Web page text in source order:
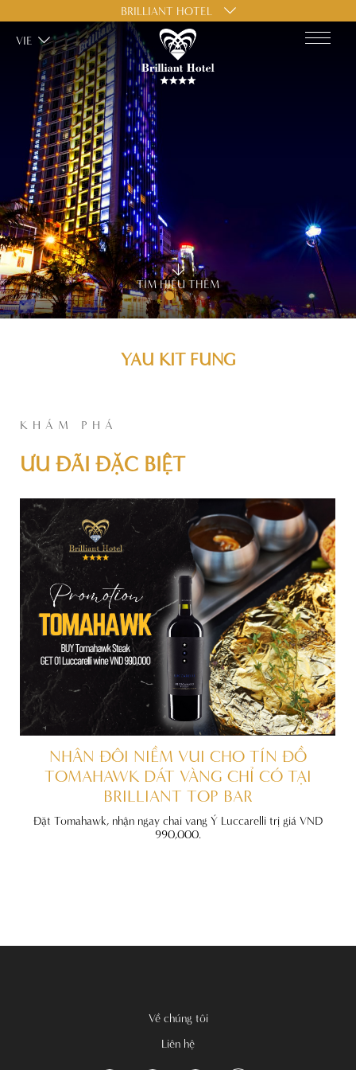
TÌM HIỂU THÊM
VIE
BRILLIANT HOTEL
YAU KIT FUNG
KHÁM PHÁ
ƯU ĐÃI ĐẶC BIỆT
NHÂN ĐÔI NIỀM VUI CHO TÍN ĐỒ
TOMAHAWK DÁT VÀNG CHỈ CÓ TẠI
BRILLIANT TOP BAR
Đặt Tomahawk, nhận ngay chai vang Ý Luccarelli trị giá VND
990,000.
Về chúng tôi
Liên hệ